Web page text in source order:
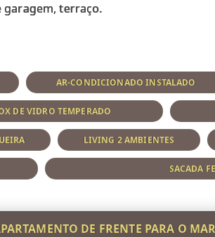
AR-CONDICIONADO INSTALADO
DE VIDRO TEMPERADO
LIVING 2 AMBIENTES
SACADA
DE FRENTE PARA O